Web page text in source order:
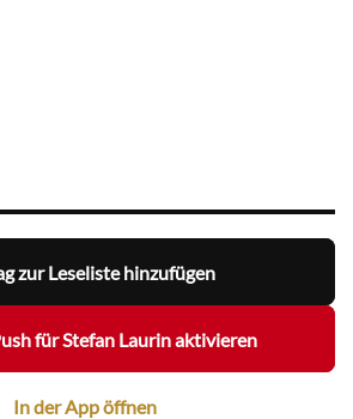
zur Leseliste hinzufügen
für Stefan Laurin aktivieren
In der App öffnen